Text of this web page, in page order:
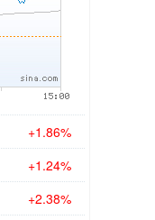
+1.86%
+1.24%
+2.38%